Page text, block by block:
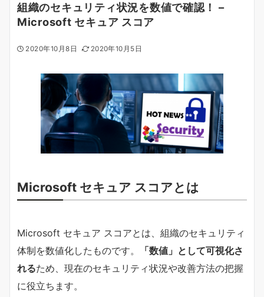
組織のセキュリティ状況を数値で確認！ –
Microsoft セキュア スコア
2020年10月8日 2020年10月5日
Microsoft セキュア スコアとは
Microsoft セキュア スコアとは、組織のセキュリティ
体制を数値化したものです。
「数値」として可視化さ
れるため、現在のセキュリティ状況や改善方法の把握
に役立ちます。